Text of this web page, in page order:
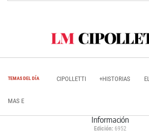
TEMAS DEL DÍA CIPOLLETTI +HISTORIAS
MAS E
Información
Edición: 6952